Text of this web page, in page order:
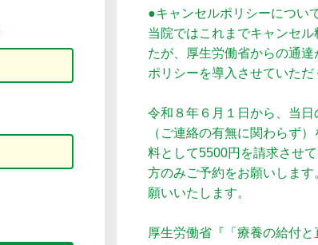
●キャンセルポリシーについ
当院ではこれまでキャンセ
たが、厚生労働省からの通
ポリシーを導入させていただ
令和８年６月１日から、当
（ご連絡の有無に関わらず
料として5500円を請求させ
方のみご予約をお願いしま
願いいたします。
厚生労働省『「療養の給付